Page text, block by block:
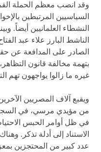
وقد انصب معظم الحملة
السياسيين المرتبطين
النشطاء العلمانيين أيضاً.
الناشط البارز علاء عبد
الصادر على المدافعة عن
بتهمة مخالفة قانون
غيره ما زالوا يواجهون تهم
ويقبع آلاف المصريين
من مؤيدي مرسي، في
في ظل أوامر الحبس
الاستناد إلى أدلة تذكر.
عدد كبير من المحتجزين